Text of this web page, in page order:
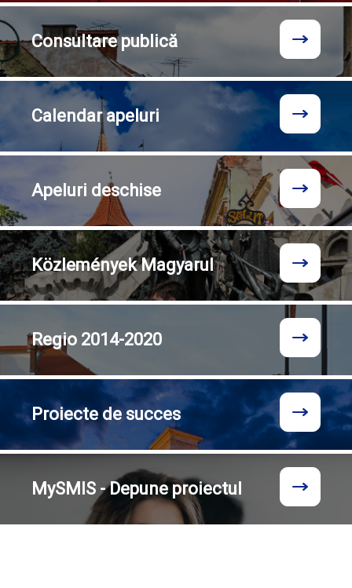
Consultarepublică
Calendarapeluri
Apeluri deschise
KözleményekMagyarul
Regio 2014-2020
Proiecte de succes
MySMIS - Depune proiectul